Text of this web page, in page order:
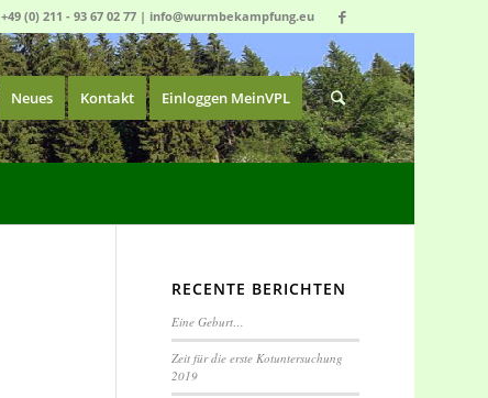
+49 (0) 211 - 93 67 02 77| info@wurmbekampfung.eu
Neues Kontakt Einloggen MeinVPL
RECENTE BERICHTEN
Eine Geburt…
Zeit für die erste Kotuntersuchung
2019